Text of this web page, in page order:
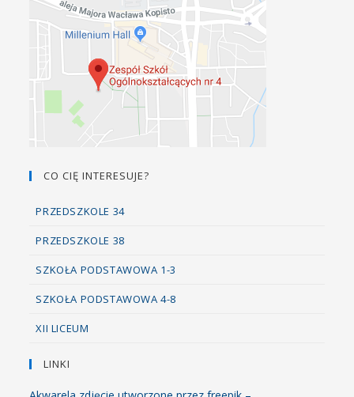
CO CIĘ INTERESUJE?
PRZEDSZKOLE 34
PRZEDSZKOLE 38
SZKOŁA PODSTAWOWA 1-3
SZKOŁA PODSTAWOWA 4-8
XII LICEUM
LINKI